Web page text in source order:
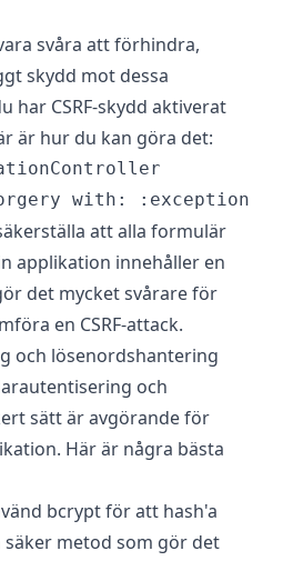
svåra att förhindra,
skydd mot dessa
har CSRF-skydd aktiverat
är hur du kan göra det:
att alla formulär
applikation innehåller en
det mycket svårare för
en CSRF-attack.
och lösenordshantering
och
sätt är avgörande för
Här är några bästa
bcrypt för att hash'a
säker metod som gör det